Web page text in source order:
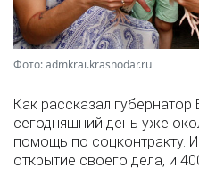
Фото: admkrai.krasnodar.ru
Как рассказал
сегодняшний день уже
помощь по соцконтракту.
открытие своего дела, и